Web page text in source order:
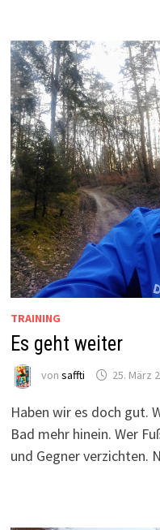
TRAINING
Es geht weiter
von saffti 25. März
Haben wir es doch gut.
Bad mehr hinein. Wer
und Gegner verzichten.